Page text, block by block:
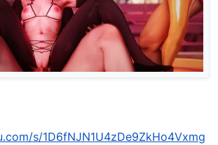
s/1D6fNJN1U4zDe9ZkHo4Vxmg